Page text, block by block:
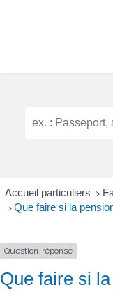
Accueil particuliers >
> Que faire si la
Question-réponse
Que faire si